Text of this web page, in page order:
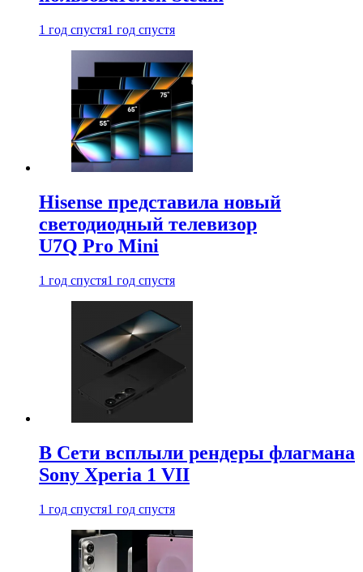
1 год спустя1 год спустя
Hisense представила новый
светодиодный телевизор
U7Q Pro Mini
1 год спустя1 год спустя
В Сети всплыли рендеры флагмана
Sony Xperia 1 VII
1 год спустя1 год спустя